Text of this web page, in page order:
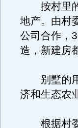
按村里的
地产。由村
公司合作，
造，新建房
别墅的用
济和生态农
根据村委